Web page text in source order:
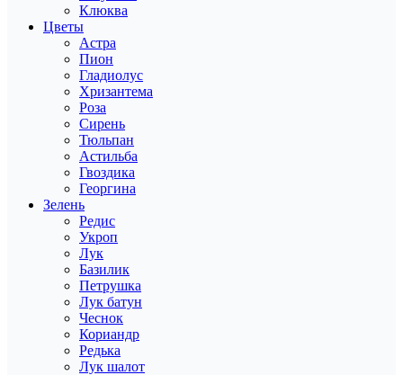
Клюква
Цветы
Астра
Пион
Гладиолус
Хризантема
Роза
Сирень
Тюльпан
Астильба
Гвоздика
Георгина
Зелень
Редис
Укроп
Лук
Базилик
Петрушка
Лук батун
Чеснок
Кориандр
Редька
Лук шалот